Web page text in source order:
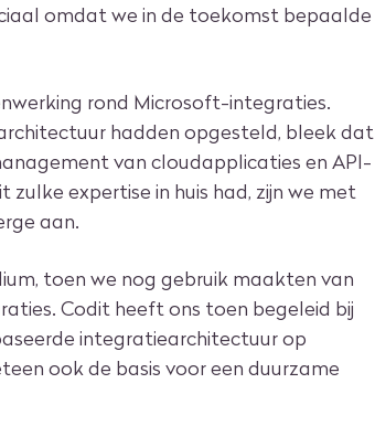
omdat we in de toekomst bepaalde
rond Microsoft-integraties.
hadden opgesteld, bleek dat
van cloudapplicaties en API-
expertise in huis had, zijn we met
aan.
toen we nog gebruik maakten van
Codit heeft ons toen begeleid bij
integratiearchitectuur op
ook de basis voor een duurzame